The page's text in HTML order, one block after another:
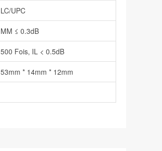
LC/UPC
MM ≤ 0.3dB
500 Fois, IL < 0.5dB
53mm * 14mm * 12mm